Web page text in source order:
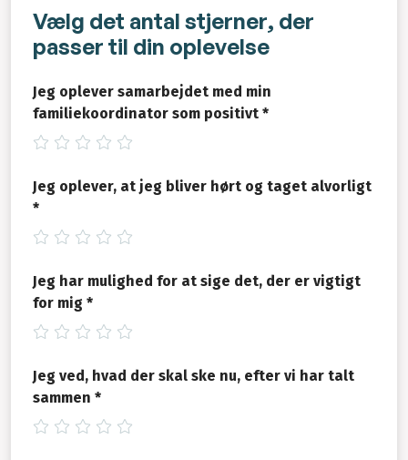
Vælg det antal stjerner, der
passer til din oplevelse
Jeg oplever samarbejdet med min
familiekoordinator som positivt *
Jeg oplever, at jeg bliver hørt og taget alvorligt
*
Jeg har mulighed for at sige det, der er vigtigt
for mig *
Jeg ved, hvad der skal ske nu, efter vi har talt
sammen *